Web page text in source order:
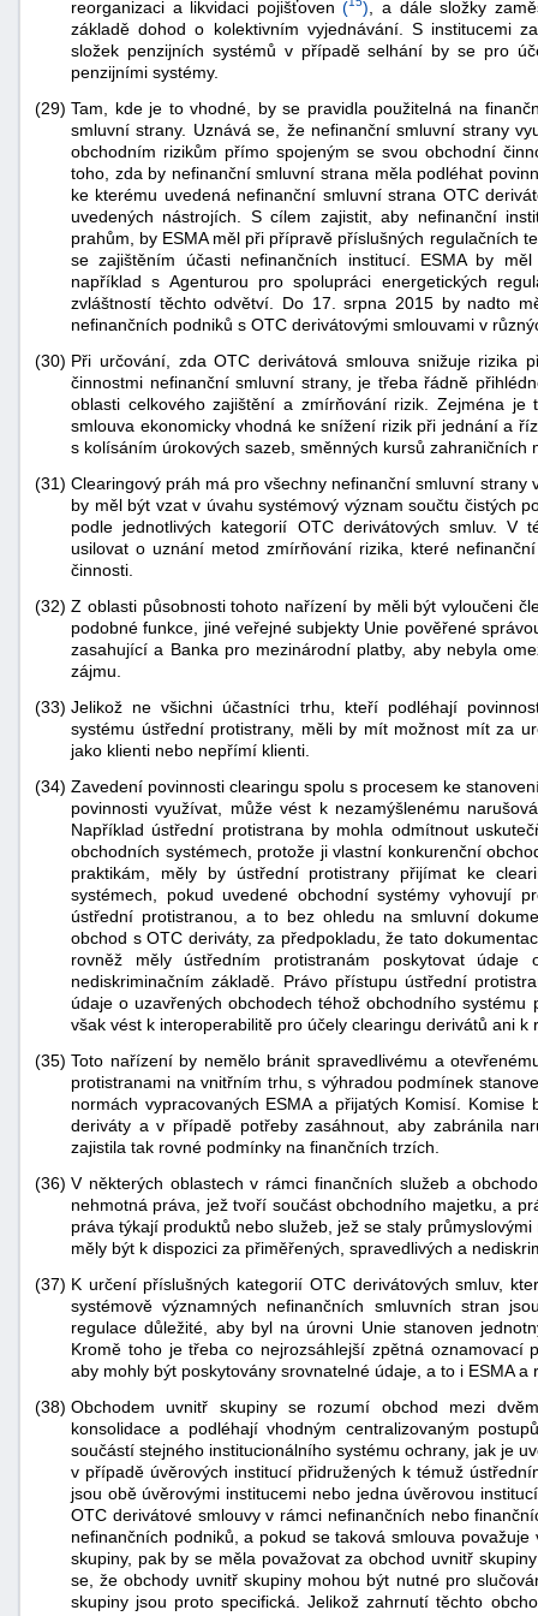
reorganizaci a likvidaci pojišťoven ( ) , a dále složky
základě dohod o kolektivním vyjednávání. S institucemi
složek penzijních systémů v případě selhání by se pro
penzijními systémy.
(29) Tam, kde je to vhodné, by se pravidla použitelná na
smluvní strany. Uznává se, že nefinanční smluvní strany
obchodním rizikům přímo spojeným se svou obchodní
toho, zda by nefinanční smluvní strana měla podléhat
ke kterému uvedená nefinanční smluvní strana OTC
uvedených nástrojích. S cílem zajistit, aby nefinanční
prahům, by ESMA měl při přípravě příslušných regulačních
se zajištěním účasti nefinančních institucí. ESMA by
například s Agenturou pro spolupráci energetických
zvláštností těchto odvětví. Do 17. srpna 2015 by nadto
nefinančních podniků s OTC derivátovými smlouvami v
(30) Při určování, zda OTC derivátová smlouva snižuje rizika
činnostmi nefinanční smluvní strany, je třeba řádně
oblasti celkového zajištění a zmírňování rizik. Zejména
smlouva ekonomicky vhodná ke snížení rizik při jednání a
s kolísáním úrokových sazeb, směnných kursů zahraničních
(31) Clearingový práh má pro všechny nefinanční smluvní
by měl být vzat v úvahu systémový význam součtu čistých
podle jednotlivých kategorií OTC derivátových smluv. V
usilovat o uznání metod zmírňování rizika, které
činnosti.
(32) Z oblasti působnosti tohoto nařízení by měli být vyloučeni
podobné funkce, jiné veřejné subjekty Unie pověřené
zasahující a Banka pro mezinárodní platby, aby nebyla
zájmu.
(33) Jelikož ne všichni účastníci trhu, kteří podléhají
systému ústřední protistrany, měli by mít možnost mít za
jako klienti nebo nepřímí klienti.
(34) Zavedení povinnosti clearingu spolu s procesem ke
povinnosti využívat, může vést k nezamýšlenému
Například ústřední protistrana by mohla odmítnout
obchodních systémech, protože ji vlastní konkurenční
praktikám, měly by ústřední protistrany přijímat ke
systémech, pokud uvedené obchodní systémy vyhovují
ústřední protistranou, a to bez ohledu na smluvní
obchod s OTC deriváty, za předpokladu, že tato
rovněž měly ústředním protistranám poskytovat
nediskriminačním základě. Právo přístupu ústřední
údaje o uzavřených obchodech téhož obchodního
však vést k interoperabilitě pro účely clearingu derivátů ani k
(35) Toto nařízení by nemělo bránit spravedlivému a
protistranami na vnitřním trhu, s výhradou podmínek
normách vypracovaných ESMA a přijatých Komisí.
deriváty a v případě potřeby zasáhnout, aby zabránila
zajistila tak rovné podmínky na finančních trzích.
(36) V některých oblastech v rámci finančních služeb a
nehmotná práva, jež tvoří součást obchodního majetku, a
práva týkají produktů nebo služeb, jež se staly
měly být k dispozici za přiměřených, spravedlivých a
(37) K určení příslušných kategorií OTC derivátových smluv,
systémově významných nefinančních smluvních stran
regulace důležité, aby byl na úrovni Unie stanoven
Kromě toho je třeba co nejrozsáhlejší zpětná oznamovací
aby mohly být poskytovány srovnatelné údaje, a to i ESMA
(38) Obchodem uvnitř skupiny se rozumí obchod mezi
konsolidace a podléhají vhodným centralizovaným
součástí stejného institucionálního systému ochrany, jak je
v případě úvěrových institucí přidružených k témuž
jsou obě úvěrovými institucemi nebo jedna úvěrovou
OTC derivátové smlouvy v rámci nefinančních nebo
nefinančních podniků, a pokud se taková smlouva
skupiny, pak by se měla považovat za obchod uvnitř
se, že obchody uvnitř skupiny mohou být nutné pro
skupiny jsou proto specifická. Jelikož zahrnutí těchto